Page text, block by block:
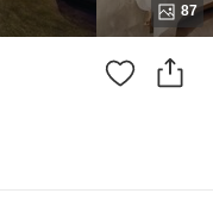
87